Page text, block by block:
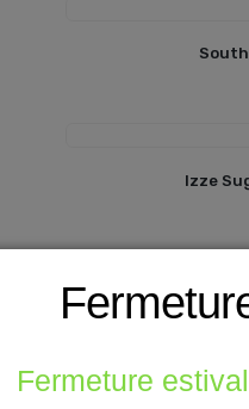
Izze
Fermeture